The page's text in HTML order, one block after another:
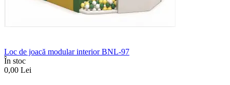
Loc de joacă modular interior BNL-97
În stoc
0,00 Lei